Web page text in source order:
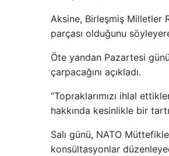
Aksine, Birleşmiş Milletler
parçası olduğunu
Öte yandan Pazartesi
çarpacağını açıkladı.
“Topraklarımızı ihlal
hakkında kesinlikle bir
Salı günü, NATO
konsültasyonlar